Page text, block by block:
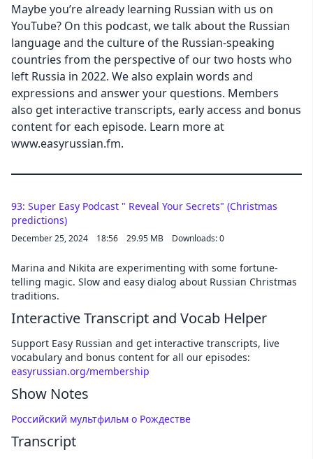
Maybe you’re already learning Russian with us on
YouTube? On this podcast, we talk about the Russian
language and the culture of the Russian-speaking
countries from the perspective of our two hosts who
left Russia in 2022. We also explain words and
expressions and answer your questions. Members
also get interactive transcripts, early access and bonus
content for each episode. Learn more at
www.easyrussian.fm.
Cancel
93: Super Easy Podcast " Reveal Your Secrets" (Christmas
predictions)
December 25, 2024 18:56 29.95 MB Downloads: 0
Marina and Nikita are experimenting with some fortune-
telling magic. Slow and easy dialog about Russian Christmas
traditions.
Interactive Transcript and Vocab Helper
Support Easy Russian and get interactive transcripts, live
vocabulary and bonus content for all our episodes:
easyrussian.org/membership
Show Notes
Российский мультфильм о Рождестве
Transcript